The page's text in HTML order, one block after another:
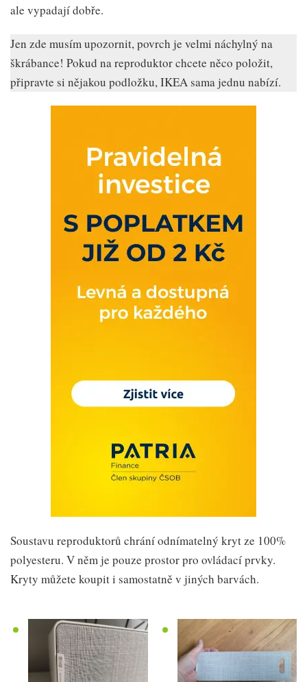
ale vypadají dobře.
Jen zde musím upozornit, povrch je velmi náchylný na
škrábance! Pokud na reproduktor chcete něco položit,
připravte si nějakou podložku, IKEA sama jednu nabízí.
Soustavu reproduktorů chrání odnímatelný kryt ze 100%
polyesteru. V něm je pouze prostor pro ovládací prvky.
Kryty můžete koupit i samostatně v jiných barvách.